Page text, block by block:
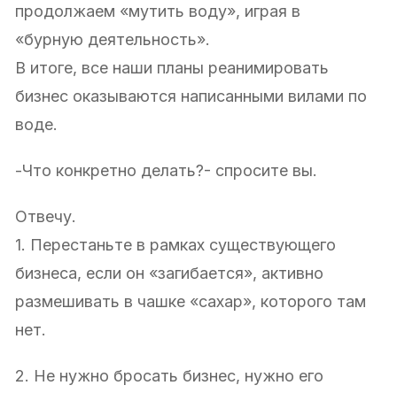
продолжаем «мутить воду», играя в
«бурную деятельность».
В итоге, все наши планы реанимировать
бизнес оказываются написанными вилами по
воде.
-Что конкретно делать?- спросите вы.
Отвечу.
1. Перестаньте в рамках существующего
бизнеса, если он «загибается», активно
размешивать в чашке «сахар», которого там
нет.
2. Не нужно бросать бизнес, нужно его